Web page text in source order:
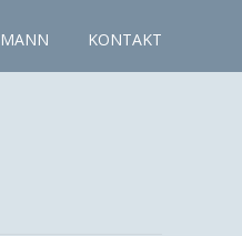
KONTAKT